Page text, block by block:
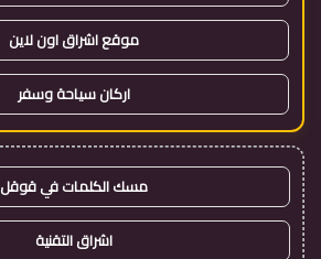
موقع اشراق اون لاين
اركان سياحة وسفر
مسك الكلمات في قوقل
اشراق التقنية